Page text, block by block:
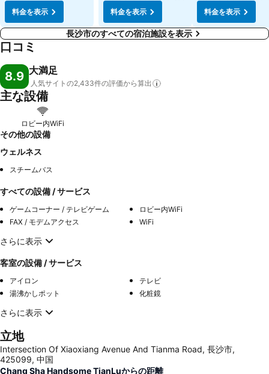
料金を表示
料金を表示
料金を表示
長沙市のすべての宿泊施設を表示
口コミ
8.9 大満足
人気サイトの2,433件の評価から算出
主な設備
ロビー内WiFi
その他の設備
ウェルネス
スチームバス
すべての設備 / サービス
ゲームコーナー / テレビゲーム
ロビー内WiFi
FAX / モデムアクセス
WiFi
さらに表示
客室の設備 / サービス
アイロン
テレビ
湯沸かしポット
化粧鏡
さらに表示
立地
Intersection Of Xiaoxiang Avenue And Tianma Road, 長沙市,
425099, 中国
Chang Sha Handsome TianLuからの距離